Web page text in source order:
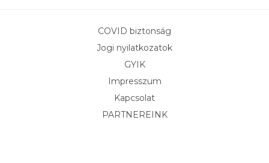
COVID biztonság
Jogi nyilatkozatok
GYIK
Impresszum
Kapcsolat
PARTNEREINK